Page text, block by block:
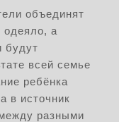
объединят
одеяло, а
будут
всей семье
ребёнка
в источник
разными